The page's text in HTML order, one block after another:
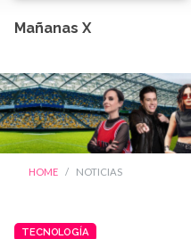
Mañanas X
HOME NOTICIAS
TECNOLOGÍA